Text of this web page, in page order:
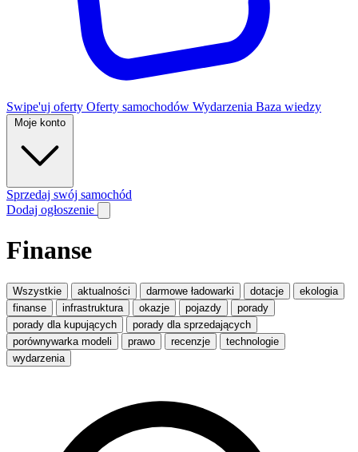
Swipe'uj oferty Oferty samochodów Wydarzenia Baza wiedzy
Moje konto
Sprzedaj swój samochód
Dodaj ogłoszenie
Finanse
Wszystkie aktualności darmowe ładowarki dotacje
ekologia
finanse
infrastruktura okazje pojazdy
porady
porady dla kupujących
porady dla sprzedających
porównywarka modeli
prawo recenzje
technologie
wydarzenia